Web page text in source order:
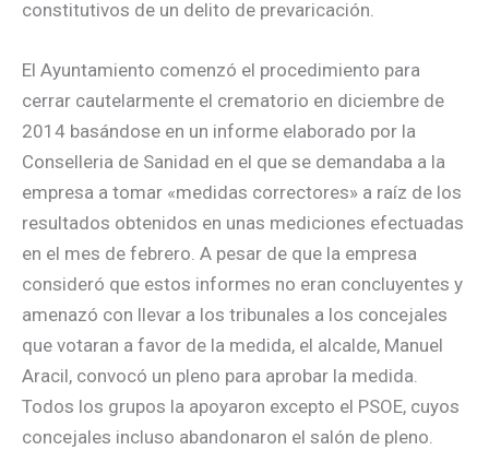
constitutivos de un delito de prevaricación.
El Ayuntamiento comenzó el procedimiento para
cerrar cautelarmente el crematorio en diciembre de
2014 basándose en un informe elaborado por la
Conselleria de Sanidad en el que se demandaba a la
empresa a tomar «medidas correctores» a raíz de los
resultados obtenidos en unas mediciones efectuadas
en el mes de febrero. A pesar de que la empresa
consideró que estos informes no eran concluyentes y
amenazó con llevar a los tribunales a los concejales
que votaran a favor de la medida, el alcalde, Manuel
Aracil, convocó un pleno para aprobar la medida.
Todos los grupos la apoyaron excepto el PSOE, cuyos
concejales incluso abandonaron el salón de pleno.